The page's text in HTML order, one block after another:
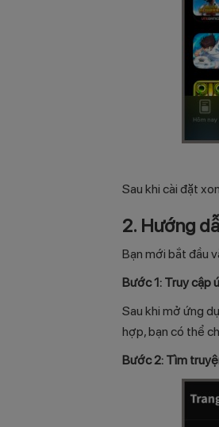
Sau khi cài đặt
2. Hướng
Bạn mới bắt đầu
Bước 1: Truy cập
Sau khi mở ứng
hợp, bạn có thể
Bước 2: Tìm